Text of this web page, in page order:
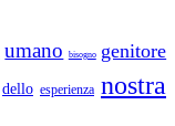
umano bisogno genitore
dello esperienza nostra